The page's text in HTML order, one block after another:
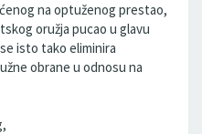
na optuženog prestao,
oružja pucao u glavu
isto tako eliminira
obrane u odnosu na